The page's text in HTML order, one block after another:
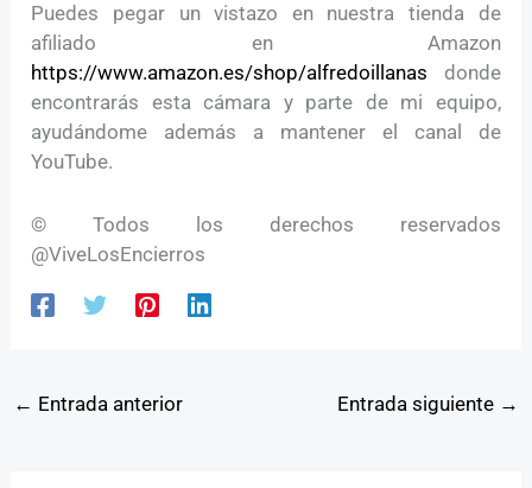
Puedes pegar un vistazo en nuestra tienda de
afiliado en Amazon
https://www.amazon.es/shop/alfredoillanas donde
encontrarás esta cámara y parte de mi equipo,
ayudándome además a mantener el canal de
YouTube.
© Todos los derechos reservados
@ViveLosEncierros
← Entrada anterior Entrada siguiente →